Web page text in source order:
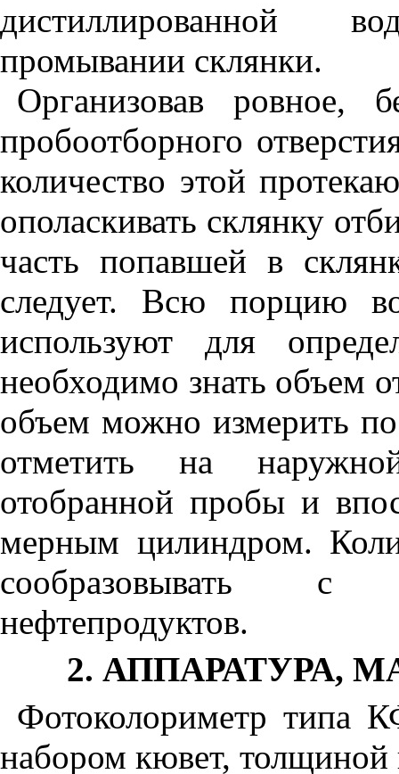
дистиллированной
промывании склянки.
Организовав ровное,
пробоотборного
количество этой
ополаскивать склянку
часть попавшей в
следует. Всю порцию
используют для
необходимо знать объем
объем можно измерить
отметить на
отобранной пробы и
мерным цилиндром.
сообразовывать с
нефтепродуктов.
2. АППАРАТУРА,
Фотоколориметр типа
набором кювет,